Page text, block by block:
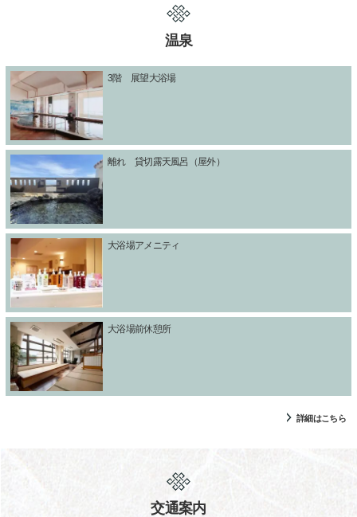
温泉
3階 展望大浴場
離れ 貸切露天風呂（屋外）
大浴場アメニティ
大浴場前休憩所
詳細はこちら
交通案内